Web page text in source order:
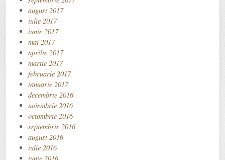
august 2017
iulie 2017
iunie 2017
mai 2017
aprilie 2017
martie 2017
februarie 2017
ianuarie 2017
decembrie 2016
noiembrie 2016
octombrie 2016
septembrie 2016
august 2016
iulie 2016